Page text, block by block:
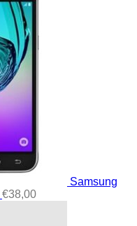
Samsung
€38,00